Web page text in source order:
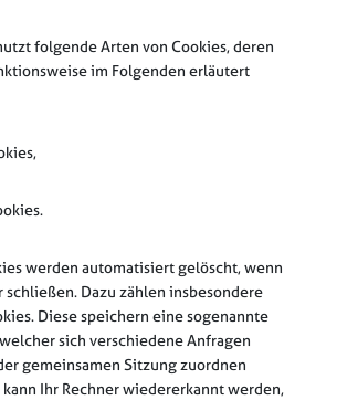
folgende Arten von Cookies, deren
im Folgenden erläutert
werden automatisiert gelöscht, wenn
schließen. Dazu zählen insbesondere
Diese speichern eine sogenannte
sich verschiedene Anfragen
gemeinsamen Sitzung zuordnen
kann Ihr Rechner wiedererkannt werden,